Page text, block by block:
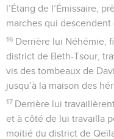
l’Étang de l’Émissaire,
marches qui descendent
16 Derrière lui Néhémie,
district de Beth-Tsour,
vis des tombeaux de
jusqu’à la maison des
17 Derrière lui
et à côté de lui travailla
moitié du district de